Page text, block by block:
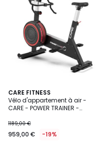
CARE FITNESS
Vélo d'appartement à air -
CARE - POWER TRAINER -
1189,00 €
959,00 € -19%